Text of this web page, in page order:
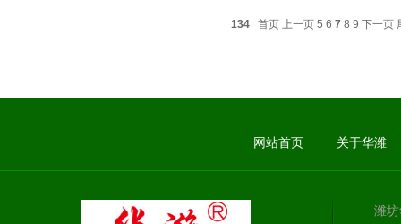
134 首页 上一页 5 6 7 8 9 下一页
网站首页 关于华潍
潍